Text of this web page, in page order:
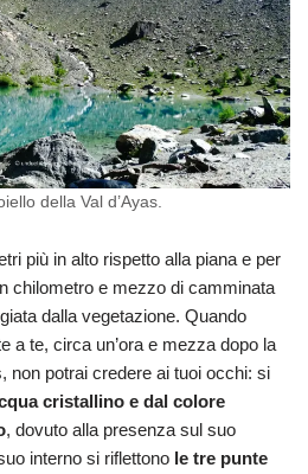
della Val d’Ayas.
più in alto rispetto alla piana e per
chilometro e mezzo di camminata
dalla vegetazione. Quando
a te, circa un’ora e mezza dopo la
non potrai credere ai tuoi occhi: si
cristallino e dal colore
, dovuto alla presenza sul suo
interno si riflettono le tre punte